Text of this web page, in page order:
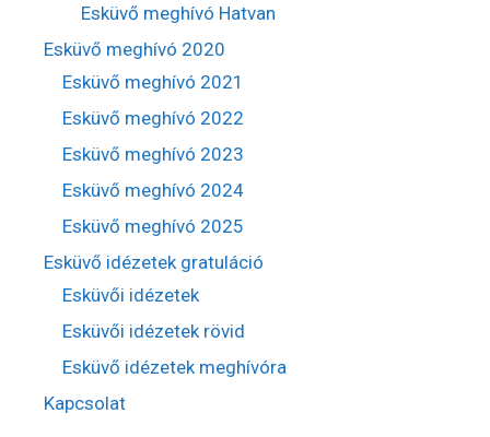
Esküvő meghívó Hatvan
Esküvő meghívó 2020
Esküvő meghívó 2021
Esküvő meghívó 2022
Esküvő meghívó 2023
Esküvő meghívó 2024
Esküvő meghívó 2025
Esküvő idézetek gratuláció
Esküvői idézetek
Esküvői idézetek rövid
Esküvő idézetek meghívóra
Kapcsolat